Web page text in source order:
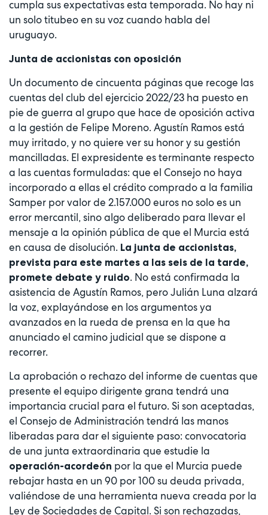
cumpla sus expectativas esta temporada. No hay ni
un solo titubeo en su voz cuando habla del
uruguayo.
Junta de accionistas con oposición
Un documento de cincuenta páginas que recoge las
cuentas del club del ejercicio 2022/23 ha puesto en
pie de guerra al grupo que hace de oposición activa
a la gestión de Felipe Moreno. Agustín Ramos está
muy irritado, y no quiere ver su honor y su gestión
mancilladas. El expresidente es terminante respecto
a las cuentas formuladas: que el Consejo no haya
incorporado a ellas el crédito comprado a la familia
Samper por valor de 2.157.000 euros no solo es un
error mercantil, sino algo deliberado para llevar el
mensaje a la opinión pública de que el Murcia está
en causa de disolución. La junta de accionistas,
prevista para este martes a las seis de la tarde,
promete debate y ruido. No está confirmada la
asistencia de Agustín Ramos, pero Julián Luna alzará
la voz, explayándose en los argumentos ya
avanzados en la rueda de prensa en la que ha
anunciado el camino judicial que se dispone a
recorrer.
La aprobación o rechazo del informe de cuentas que
presente el equipo dirigente grana tendrá una
importancia crucial para el futuro. Si son aceptadas,
el Consejo de Administración tendrá las manos
liberadas para dar el siguiente paso: convocatoria
de una junta extraordinaria que estudie la
operación-acordeón por la que el Murcia puede
rebajar hasta en un 90 por 100 su deuda privada,
valiéndose de una herramienta nueva creada por la
Ley de Sociedades de Capital. Si son rechazadas,